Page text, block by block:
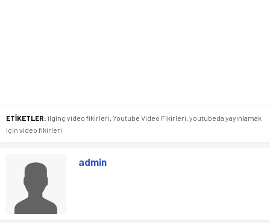
ETİKETLER: ilginç video fikirleri Youtube Video Fikirleri youtubeda yayınlamak
için video fikirleri
admin